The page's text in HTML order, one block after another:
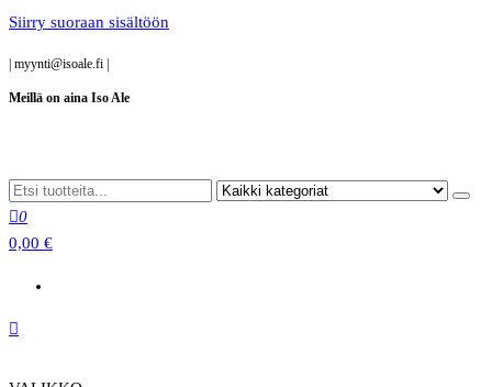
Siirry suoraan sisältöön
myynti@isoale.fi
Meillä on aina Iso Ale
0
0,00 €